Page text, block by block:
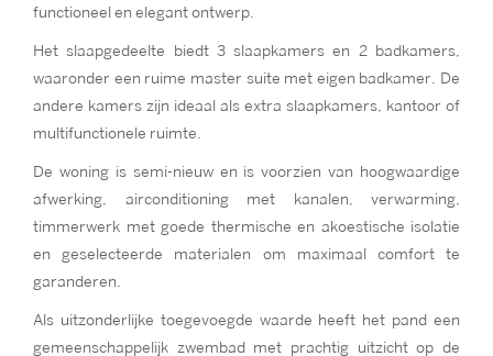
functioneel en elegant ontwerp.
Het slaapgedeelte biedt 3 slaapkamers en 2 badkamers,
waaronder een ruime master suite met eigen badkamer. De
andere kamers zijn ideaal als extra slaapkamers, kantoor of
multifunctionele ruimte.
De woning is semi-nieuw en is voorzien van hoogwaardige
afwerking, airconditioning met kanalen, verwarming,
timmerwerk met goede thermische en akoestische isolatie
en geselecteerde materialen om maximaal comfort te
garanderen.
Als uitzonderlijke toegevoegde waarde heeft het pand een
gemeenschappelijk zwembad met prachtig uitzicht op de